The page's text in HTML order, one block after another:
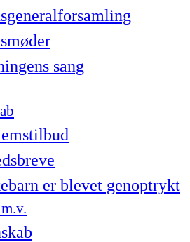
sang
er blevet genoptrykt